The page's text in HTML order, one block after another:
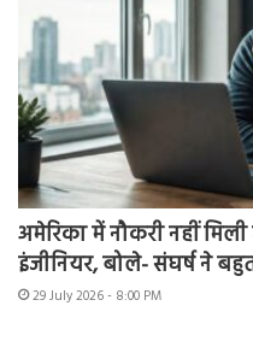
अमेरिका में नौकरी नहीं
इंजीनियर, बोले- संघर्ष ने
29 July 2026 - 8:00 PM